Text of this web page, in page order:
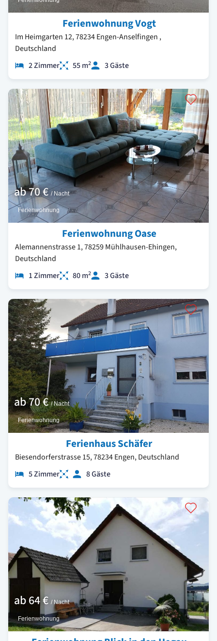
Ferienwohnung Vogt
Im Heimgarten 12, 78234 Engen-Anselfingen ,
Deutschland
2 Zimmer
55 m2 3 Gäste
ab70 € / Nacht
Ferienwohnung
Ferienwohnung Oase
Alemannenstrasse 1, 78259 Mühlhausen-Ehingen,
Deutschland
1 Zimmer
80 m2 3 Gäste
ab70 € / Nacht
Ferienwohnung
Ferienhaus Schäfer
Biesendorferstrasse 15, 78234 Engen, Deutschland
5 Zimmer
8 Gäste
ab64 € / Nacht
Ferienwohnung